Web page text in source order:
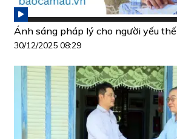
Ánh sáng pháp lý cho người yếu thế
30/12/2025 08:29